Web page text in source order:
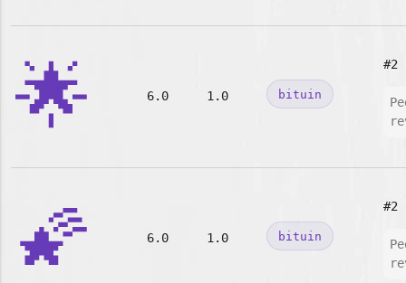
🌟 6.0 1.0 bituin
#2
🌠 6.0 1.0 bituin
#2